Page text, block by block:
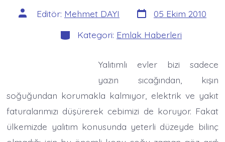
Yazının
yazarı
Editör: Mehmet DAYI Yazı
tarihi
05 Ekim 2010
Kategoriler
Kategori: Emlak Haberleri
Yalıtımlı evler bizi sadece
yazın sıcağından, kışın
soğuğundan korumakla kalmıyor, elektrik ve yakıt
faturalarımızı düşürerek cebimizi de koruyor. Fakat
ülkemizde yalıtım konusunda yeterli düzeyde bilinç